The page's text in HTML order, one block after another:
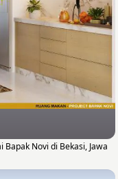
Novi di Bekasi, Jawa